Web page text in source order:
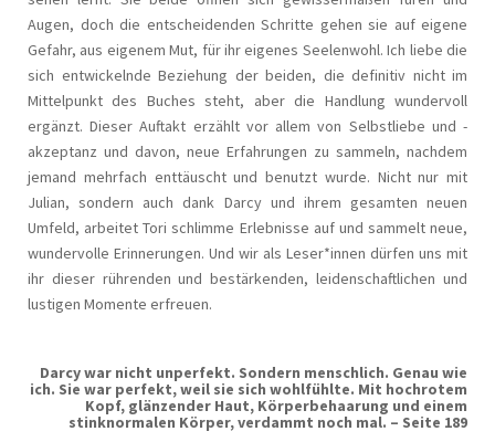
Augen, doch die entscheidenden Schritte gehen sie auf eigene
Gefahr, aus eigenem Mut, für ihr eigenes Seelenwohl. Ich liebe die
sich entwickelnde Beziehung der beiden, die definitiv nicht im
Mittelpunkt des Buches steht, aber die Handlung wundervoll
ergänzt. Dieser Auftakt erzählt vor allem von Selbstliebe und -
akzeptanz und davon, neue Erfahrungen zu sammeln, nachdem
jemand mehrfach enttäuscht und benutzt wurde. Nicht nur mit
Julian, sondern auch dank Darcy und ihrem gesamten neuen
Umfeld, arbeitet Tori schlimme Erlebnisse auf und sammelt neue,
wundervolle Erinnerungen. Und wir als Leser*innen dürfen uns mit
ihr dieser rührenden und bestärkenden, leidenschaftlichen und
lustigen Momente erfreuen.
Darcy war nicht unperfekt. Sondern menschlich. Genau wie
ich. Sie war perfekt, weil sie sich wohlfühlte. Mit hochrotem
Kopf, glänzender Haut, Körperbehaarung und einem
stinknormalen Körper, verdammt noch mal. – Seite 189